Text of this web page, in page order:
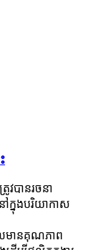
រូវបានរចនា
ក្នុងបរិយាកាស
លមានគុណភាព